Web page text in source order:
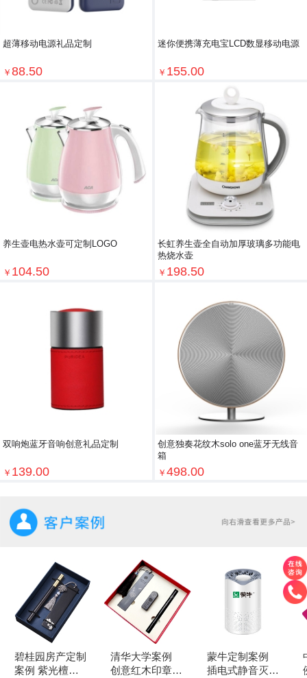
超薄移动电源礼品定制
￥ 88.50
迷你便携薄充电宝LCD数显移动电源
￥ 155.00
养生壶电热水壶可定制LOGO
￥ 104.50
长虹养生壶全自动加厚玻璃多功能电
热烧水壶
￥ 198.50
双响炮蓝牙音响创意礼品定制
￥ 139.00
创意独奏花纹木solo one蓝牙无线音
箱
￥ 498.00
碧桂园房产定制
案例 紫光檀书
清华大学案例
创意红木印章
蒙牛定制案例
插电式静音灭蚊
例